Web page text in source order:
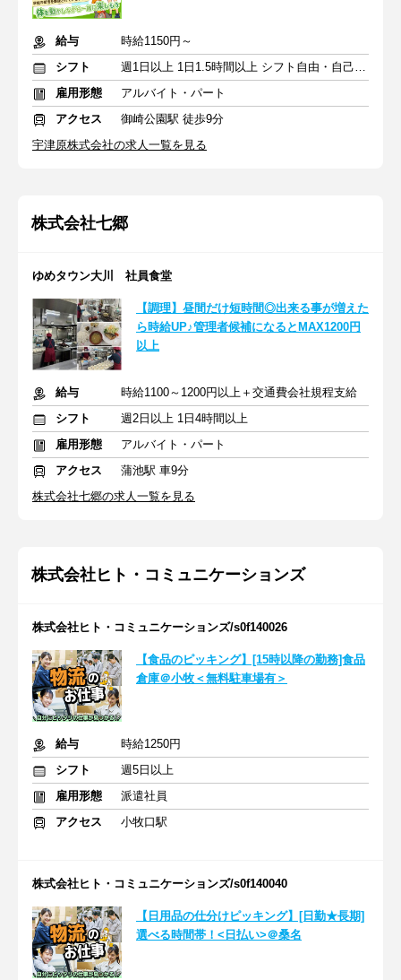
給与
時給1150円～
シフト
週1日以上 1日1.5時間以上 シフト自由・自己申告
雇用形態
アルバイト・パート
アクセス
御崎公園駅 徒歩9分
宇津原株式会社の求人一覧を見る
株式会社七郷
ゆめタウン大川 社員食堂
【調理】昼間だけ短時間◎出来る事が増えた
ら時給UP♪管理者候補になるとMAX1200円
以上
給与
時給1100～1200円以上＋交通費会社規程支給
シフト
週2日以上 1日4時間以上
雇用形態
アルバイト・パート
アクセス
蒲池駅 車9分
株式会社七郷の求人一覧を見る
株式会社ヒト・コミュニケーションズ
株式会社ヒト・コミュニケーションズ/s0f140026
【食品のピッキング】[15時以降の勤務]食品
倉庫＠小牧＜無料駐車場有＞
給与
時給1250円
シフト
週5日以上
雇用形態
派遣社員
アクセス
小牧口駅
株式会社ヒト・コミュニケーションズ/s0f140040
【日用品の仕分けピッキング】[日勤★長期]
選べる時間帯！<日払い>＠桑名